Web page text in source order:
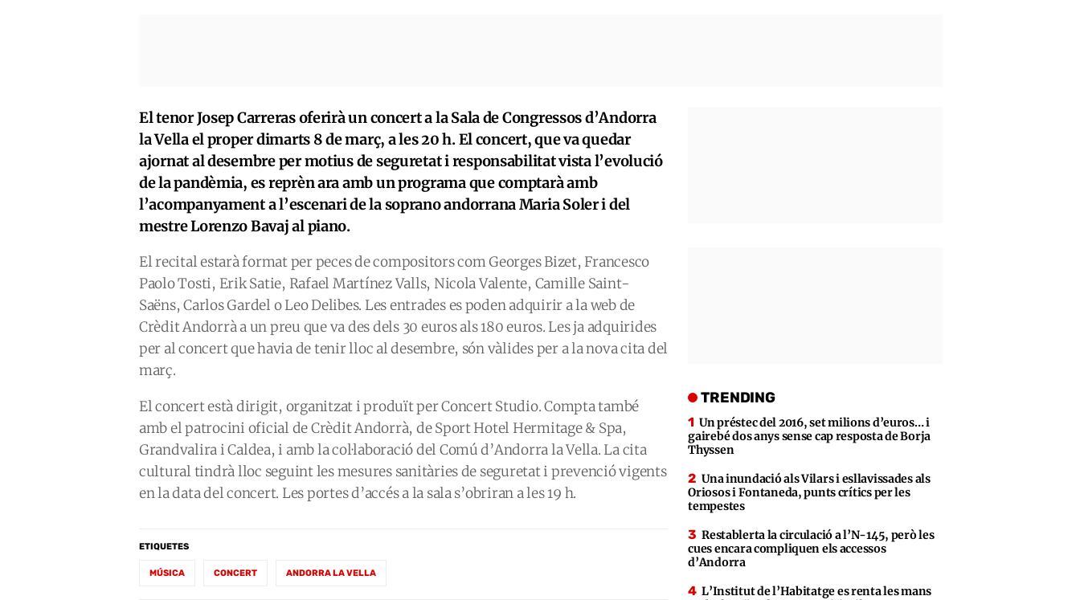
El tenor Josep Carreras oferirà un concert a la Sala de Congressos d’Andorra
la Vella el proper dimarts 8 de març, a les 20 h. El concert, que va quedar
ajornat al desembre per motius de seguretat i responsabilitat vista l’evolució
de la pandèmia, es reprèn ara amb un programa que comptarà amb
l’acompanyament a l’escenari de la soprano andorrana Maria Soler i del
mestre Lorenzo Bavaj al piano.
El recital estarà format per peces de compositors com Georges Bizet, Francesco
Paolo Tosti, Erik Satie, Rafael Martínez Valls, Nicola Valente, Camille Saint-
Saëns, Carlos Gardel o Leo Delibes. Les entrades es poden adquirir a la web de
Crèdit Andorrà a un preu que va des dels 30 euros als 180 euros. Les ja adquirides
per al concert que havia de tenir lloc al desembre, són vàlides per a la nova cita del
març.
El concert està dirigit, organitzat i produït per Concert Studio. Compta també
amb el patrocini oficial de Crèdit Andorrà, de Sport Hotel Hermitage & Spa,
Grandvalira i Caldea, i amb la col·laboració del Comú d’Andorra la Vella. La cita
cultural tindrà lloc seguint les mesures sanitàries de seguretat i prevenció vigents
en la data del concert. Les portes d’accés a la sala s’obriran a les 19 h.
ETIQUETES
MÚSICA CONCERT ANDORRA LA VELLA
TRENDING
Un préstec del 2016, set milions d’euros… i
gairebé dos anys sense cap resposta de Borja
Thyssen
Una inundació als Vilars i esllavissades als
Oriosos i Fontaneda, punts crítics per les
tempestes
Restablerta la circulació a l’N-145, però les
cues encara compliquen els accessos
d’Andorra
L’Institut de l’Habitatge es renta les mans